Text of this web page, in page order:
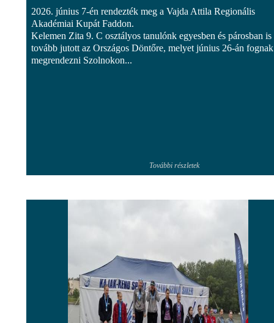
2026. június 7-én rendezték meg a Vajda Attila Regionális
Akadémiai Kupát Faddon.
Kelemen Zita 9. C osztályos tanulónk egyesben és párosban is
tovább jutott az Országos Döntőre, melyet június 26-án fognak
megrendezni Szolnokon...
További részletek